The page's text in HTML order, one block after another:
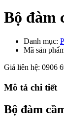
Bộ đàm
Danh mục:
Mã sản
Giá liên hệ: 0906
Mô tả chi tiết
Bộ đàm